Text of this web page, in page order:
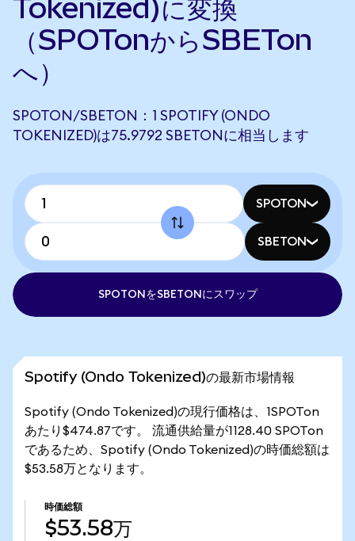
Tokenized)に変換
（SPOTonからSBETon
へ）
SPOTON/SBETON：1 SPOTIFY (ONDO
TOKENIZED)は75.9792 SBETONに相当します
SPOTON
SBETON
SPOTONをSBETONにスワップ
Spotify (Ondo Tokenized)の最新市場情報
Spotify (Ondo Tokenized)の現行価格は、1SPOTon
あたり$474.87です。 流通供給量が1128.40 SPOTon
であるため、Spotify (Ondo Tokenized)の時価総額は
$53.58万となります。
時価総額
$53.58万